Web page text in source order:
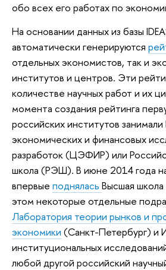
обо всех его работах по
На основании данных из базы
автоматически генерируются
отдельных экономистов, так и
институтов и центров. Эти
количестве научных работ и их
момента создания рейтинга
российских институтов
экономических и финансовых
разработок (ЦЭФИР) или
школа (РЭШ). В июне 2014 года
впервые поднялась Высшая
этом некоторые отдельные
Лаборатория теории рынков и
экономики (Санкт-Петербург) и
институциональных
любой другой российский